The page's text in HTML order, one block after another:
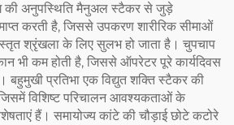
की अनुपस्थिति मैनुअल स्टैकर से जुड़े
करती है, जिससे उपकरण शारीरिक सीमाओं
श्रृंखला के लिए सुलभ हो जाता है। चुपचाप
भी कम होती है, जिससे ऑपरेटर पूरे कार्यदिवस
प्रतिभा एक विद्युत शक्ति स्टैकर की
जिसमें विशिष्ट परिचालन आवश्यकताओं के
हैं। समायोज्य कांटे की चौड़ाई छोटे कटोरे